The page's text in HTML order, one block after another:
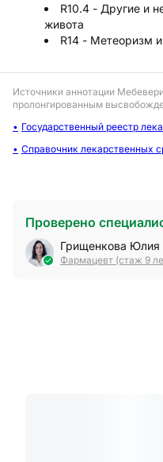
R10.4 - Другие и
живота
R14 - Метеоризм
Источники аннотации
пролонгированным
Государственный реестр
Справочник лекарственных
Проверено
Грищенкова Юлия
Фармацевт (стаж 9